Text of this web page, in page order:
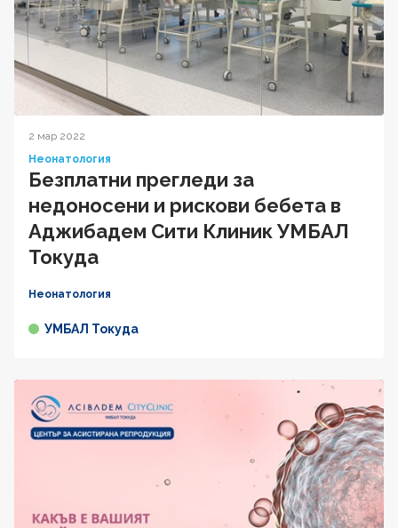
2 мар 2022
Неонатология
Безплатни прегледи за
недоносени и рискови бебета в
Аджибадем Сити Клиник УМБАЛ
Токуда
Неонатология
УМБАЛ Токуда